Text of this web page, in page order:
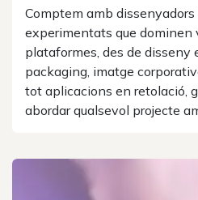
Comptem amb
experimentats que dominen
plataformes, des de disseny
packaging, imatge
tot aplicacions en retolació,
abordar qualsevol projecte